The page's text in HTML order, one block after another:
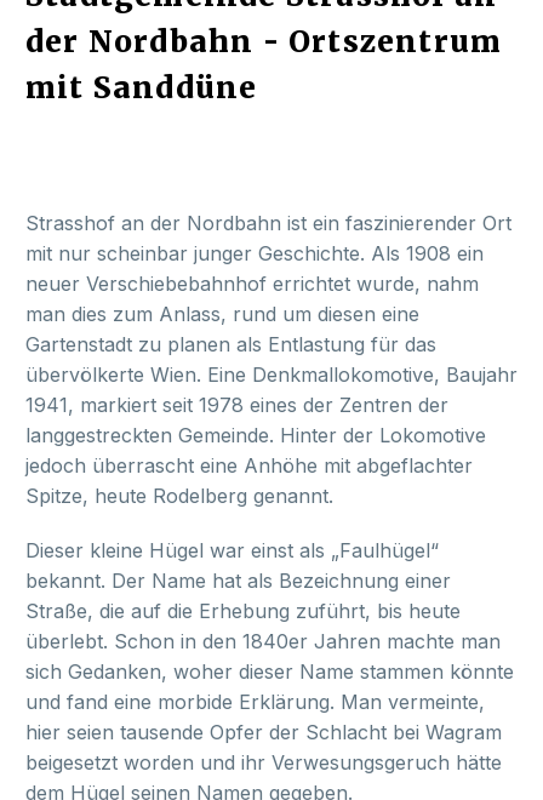
der Nordbahn - Ortszentrum
mit Sanddüne
Strasshof an der Nordbahn ist ein faszinierender Ort
mit nur scheinbar junger Geschichte. Als 1908 ein
neuer Verschiebebahnhof errichtet wurde, nahm
man dies zum Anlass, rund um diesen eine
Gartenstadt zu planen als Entlastung für das
übervölkerte Wien. Eine Denkmallokomotive, Baujahr
1941, markiert seit 1978 eines der Zentren der
langgestreckten Gemeinde. Hinter der Lokomotive
jedoch überrascht eine Anhöhe mit abgeflachter
Spitze, heute Rodelberg genannt.
Dieser kleine Hügel war einst als „Faulhügel“
bekannt. Der Name hat als Bezeichnung einer
Straße, die auf die Erhebung zuführt, bis heute
überlebt. Schon in den 1840er Jahren machte man
sich Gedanken, woher dieser Name stammen könnte
und fand eine morbide Erklärung. Man vermeinte,
hier seien tausende Opfer der Schlacht bei Wagram
beigesetzt worden und ihr Verwesungsgeruch hätte
dem Hügel seinen Namen gegeben.